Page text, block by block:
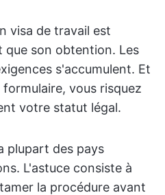
visa de travail est
que son obtention. Les
s'accumulent. Et
vous risquez
votre statut légal.
plupart des pays
L'astuce consiste à
la procédure avant